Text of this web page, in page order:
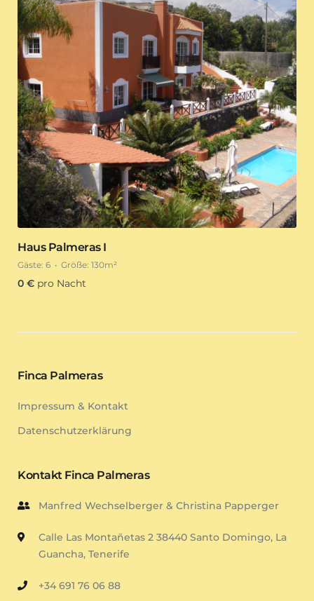
Haus Palmeras I
Gäste: 6 Größe: 130m²
0 € pro Nacht
Finca Palmeras
Impressum & Kontakt
Datenschutzerklärung
Kontakt Finca Palmeras
Manfred Wechselberger & Christina Papperger
Calle Las Montañetas 2 38440 Santo Domingo, La
Guancha, Tenerife
+34 691 76 06 88